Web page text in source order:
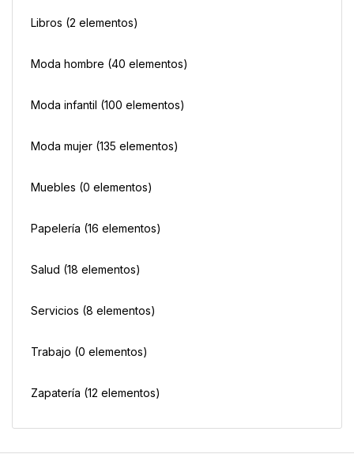
Libros (2 elementos)
Moda hombre (40 elementos)
Moda infantil (100 elementos)
Moda mujer (135 elementos)
Muebles (0 elementos)
Papelería (16 elementos)
Salud (18 elementos)
Servicios (8 elementos)
Trabajo (0 elementos)
Zapatería (12 elementos)